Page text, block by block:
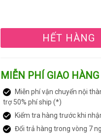
HẾT HÀNG
MIỄN PHÍ GIAO
Miễn phí vận chuyển nội
trợ 50% phí ship (*)
Kiểm tra hàng trước khi
Đổi trả hàng trong vòng 7